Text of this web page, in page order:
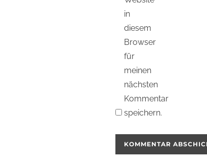
in
diesem
Browser
für
meinen
nächsten
Kommentar
speichern.